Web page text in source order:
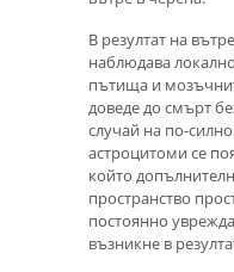
В резултат на
наблюдава
пътища и
доведе до смърт
случай на по-
астроцитоми се
който
пространство
постоянно
възникне в